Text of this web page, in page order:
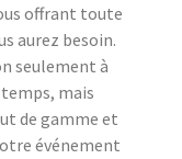
offrant toute
aurez besoin.
seulement à
mais
de gamme et
événement